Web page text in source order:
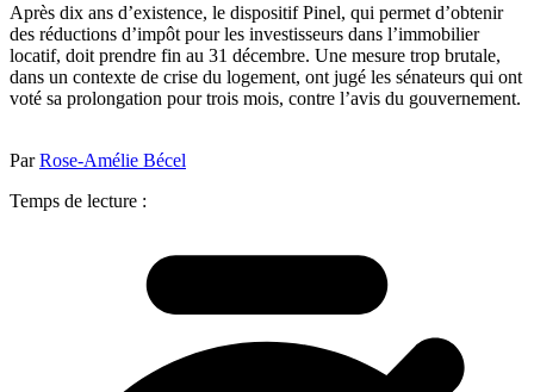
Après dix ans d’existence, le dispositif Pinel, qui permet d’obtenir
des réductions d’impôt pour les investisseurs dans l’immobilier
locatif, doit prendre fin au 31 décembre. Une mesure trop brutale,
dans un contexte de crise du logement, ont jugé les sénateurs qui ont
voté sa prolongation pour trois mois, contre l’avis du gouvernement.
ParRose-Amélie Bécel
Temps de lecture :